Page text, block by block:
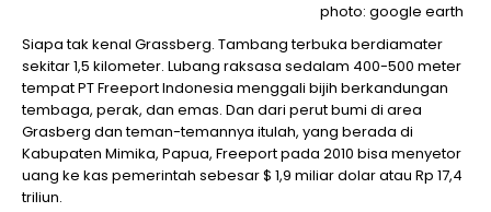
photo: google earth
Siapa tak kenal Grassberg. Tambang terbuka berdiamater
sekitar 1,5 kilometer. Lubang raksasa sedalam 400-500 meter
tempat PT Freeport Indonesia menggali bijih berkandungan
tembaga, perak, dan emas. Dan dari perut bumi di area
Grasberg dan teman-temannya itulah, yang berada di
Kabupaten Mimika, Papua, Freeport pada 2010 bisa menyetor
uang ke kas pemerintah sebesar $ 1,9 miliar dolar atau Rp 17,4
triliun.